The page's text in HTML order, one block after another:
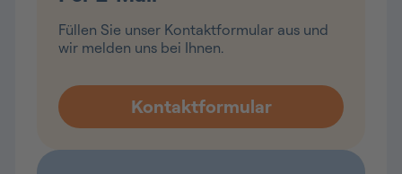
Füllen Sie unser Kontaktformular aus und
wir melden uns bei Ihnen.